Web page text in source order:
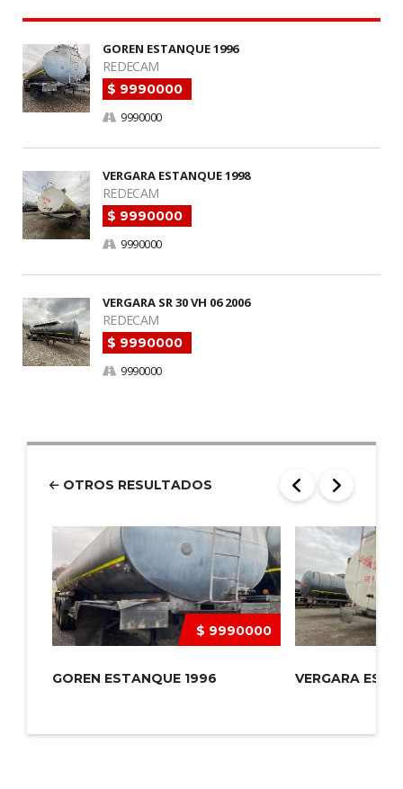
GOREN ESTANQUE 1996
REDECAM
$ 9990000
9990000
VERGARA ESTANQUE 1998
REDECAM
$ 9990000
9990000
VERGARA SR 30 VH 06 2006
REDECAM
$ 9990000
9990000
OTROS RESULTADOS
$ 9990000
GOREN ESTANQUE 1996 VERGARA